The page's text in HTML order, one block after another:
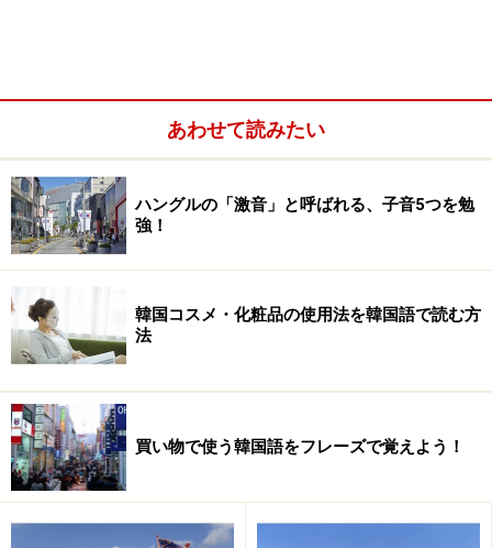
（アンニョンハセヨ？／こんにちは）
저는 사토 에미라고 합니다.
といいます）
あわせて読みたい
ハングルの「激音」と呼ばれる、子音5つを勉
強！
韓国コスメ・化粧品の使用法を韓国語で読む方
法
買い物で使う韓国語をフレーズで覚えよう！